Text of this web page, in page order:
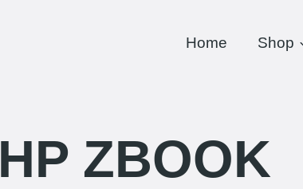
Home Shop
HP ZBOOK